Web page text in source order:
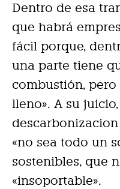
Dentro de esa
que habrá
fácil porque,
una parte tiene
combustión, pero
lleno». A su
«no sea todo un
sostenibles, que
«insoportable».